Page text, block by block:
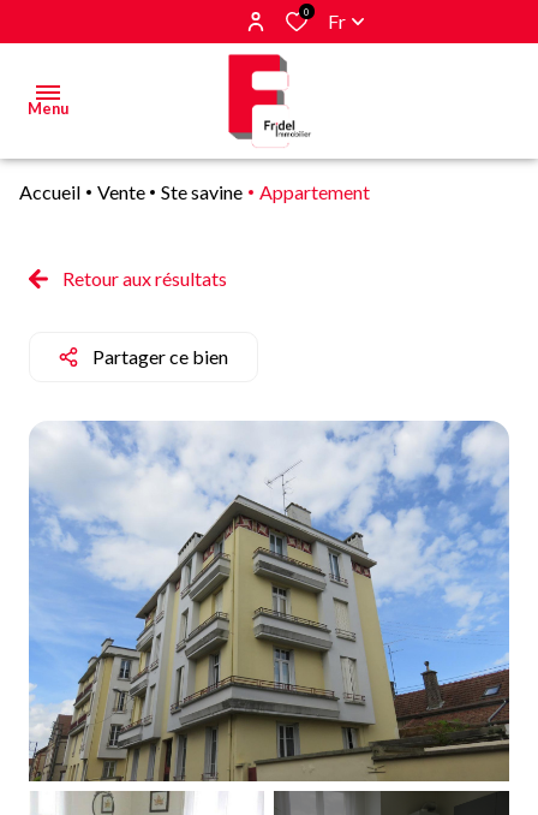
0 Fr
Menu
Estimer
vendus
Alerte
E-mail
Qui
sommes-
Blog
Accueil Vente Ste savine Appartement
Retour aux résultats
Partager ce bien